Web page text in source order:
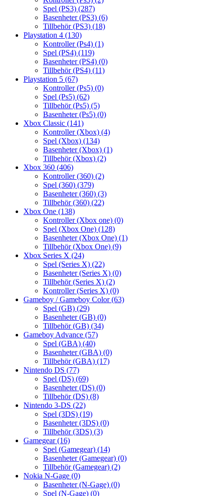
Spel (PS3) (287)
Basenheter (PS3) (6)
Tillbehör (PS3) (18)
Playstation 4 (130)
Kontroller (Ps4) (1)
Spel (PS4) (119)
Basenheter (PS4) (0)
Tillbehör (PS4) (11)
Playstation 5 (67)
Kontroller (Ps5) (0)
Spel (Ps5) (62)
Tillbehör (Ps5) (5)
Basenheter (Ps5) (0)
Xbox Classic (141)
Kontroller (Xbox) (4)
Spel (Xbox) (134)
Basenheter (Xbox) (1)
Tillbehör (Xbox) (2)
Xbox 360 (406)
Kontroller (360) (2)
Spel (360) (379)
Basenheter (360) (3)
Tillbehör (360) (22)
Xbox One (138)
Kontroller (Xbox one) (0)
Spel (Xbox One) (128)
Basenheter (Xbox One) (1)
Tillbehör (Xbox One) (9)
Xbox Series X (24)
Spel (Series X) (22)
Basenheter (Series X) (0)
Tillbehör (Series X) (2)
Kontroller (Series X) (0)
Gameboy / Gameboy Color(63)
Spel (GB) (29)
Basenheter (GB) (0)
Tillbehör (GB) (34)
Gameboy Advance (57)
Spel (GBA) (40)
Basenheter (GBA) (0)
Tillbehör (GBA) (17)
Nintendo DS (77)
Spel (DS) (69)
Basenheter (DS) (0)
Tillbehör (DS) (8)
Nintendo 3-DS (22)
Spel (3DS) (19)
Basenheter (3DS) (0)
Tillbehör (3DS) (3)
Gamegear(16)
Spel (Gamegear) (14)
Basenheter (Gamegear) (0)
Tillbehör (Gamegear) (2)
Nokia N-Gage (0)
Basenheter (N-Gage) (0)
Spel (N-Gage) (0)